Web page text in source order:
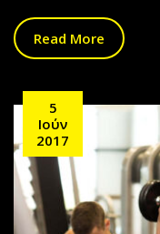
Read More
5
Ιούν
2017